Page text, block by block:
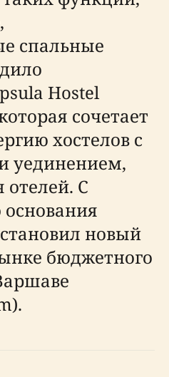
спальные
Hostel
сочетает
хостелов с
уединением,
С
новый
бюджетного